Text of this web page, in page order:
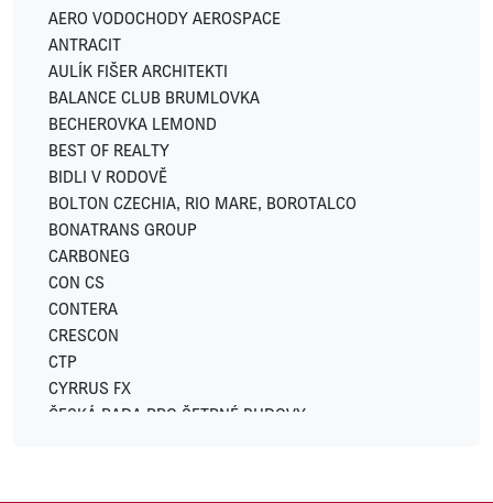
GEOSAN DEVELOPMENT
GREENBUDDIES
HOME CREDIT
HSF SYSTEM
HUISMAN
IKONIX
IN CATERING
INVESCO
JC-Metal
LEKVI DEVELOPMENT
LINKCITY
LOGICOR
LOXONE
LUXENT
LYNX
METLIFE
AERO VODOCHODY AEROSPACE
ANTRACIT
AULÍK FIŠER ARCHITEKTI
BALANCE CLUB BRUMLOVKA
BECHEROVKA LEMOND
BEST OF REALTY
BIDLI V RODOVĚ
BOLTON CZECHIA, RIO MARE, BOROTALCO
BONATRANS GROUP
CARBONEG
CON CS
CONTERA
CRESCON
CTP
CYRRUS FX
ČESKÁ RADA PRO ŠETRNÉ BUDOVY